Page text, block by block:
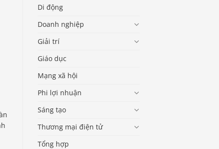
Di động
Doanh nghiệp
Giải trí
Giáo dục
Mạng xã hội
Phi lợi nhuận
Sáng tạo
Thương mại điện tử
Tổng hợp